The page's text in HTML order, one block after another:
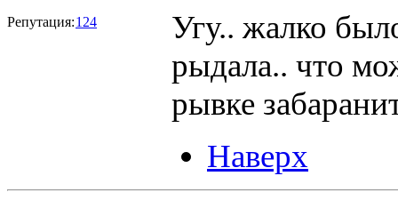
Репутация:124
Угу.. жалко
рыдала.. что
рывке
Наверх